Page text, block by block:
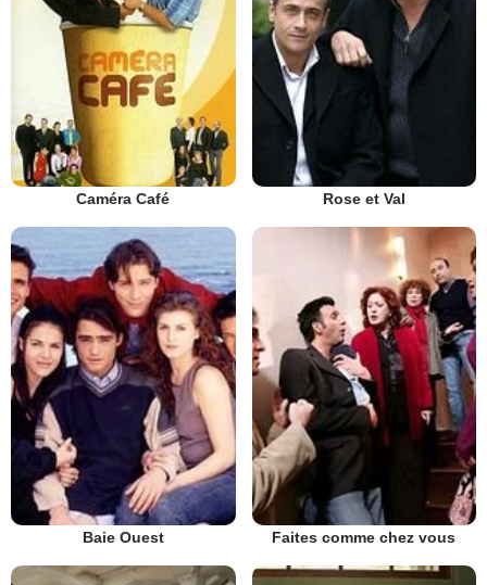
Caméra Café Rose et Val
Baie Ouest Faites comme chez vous